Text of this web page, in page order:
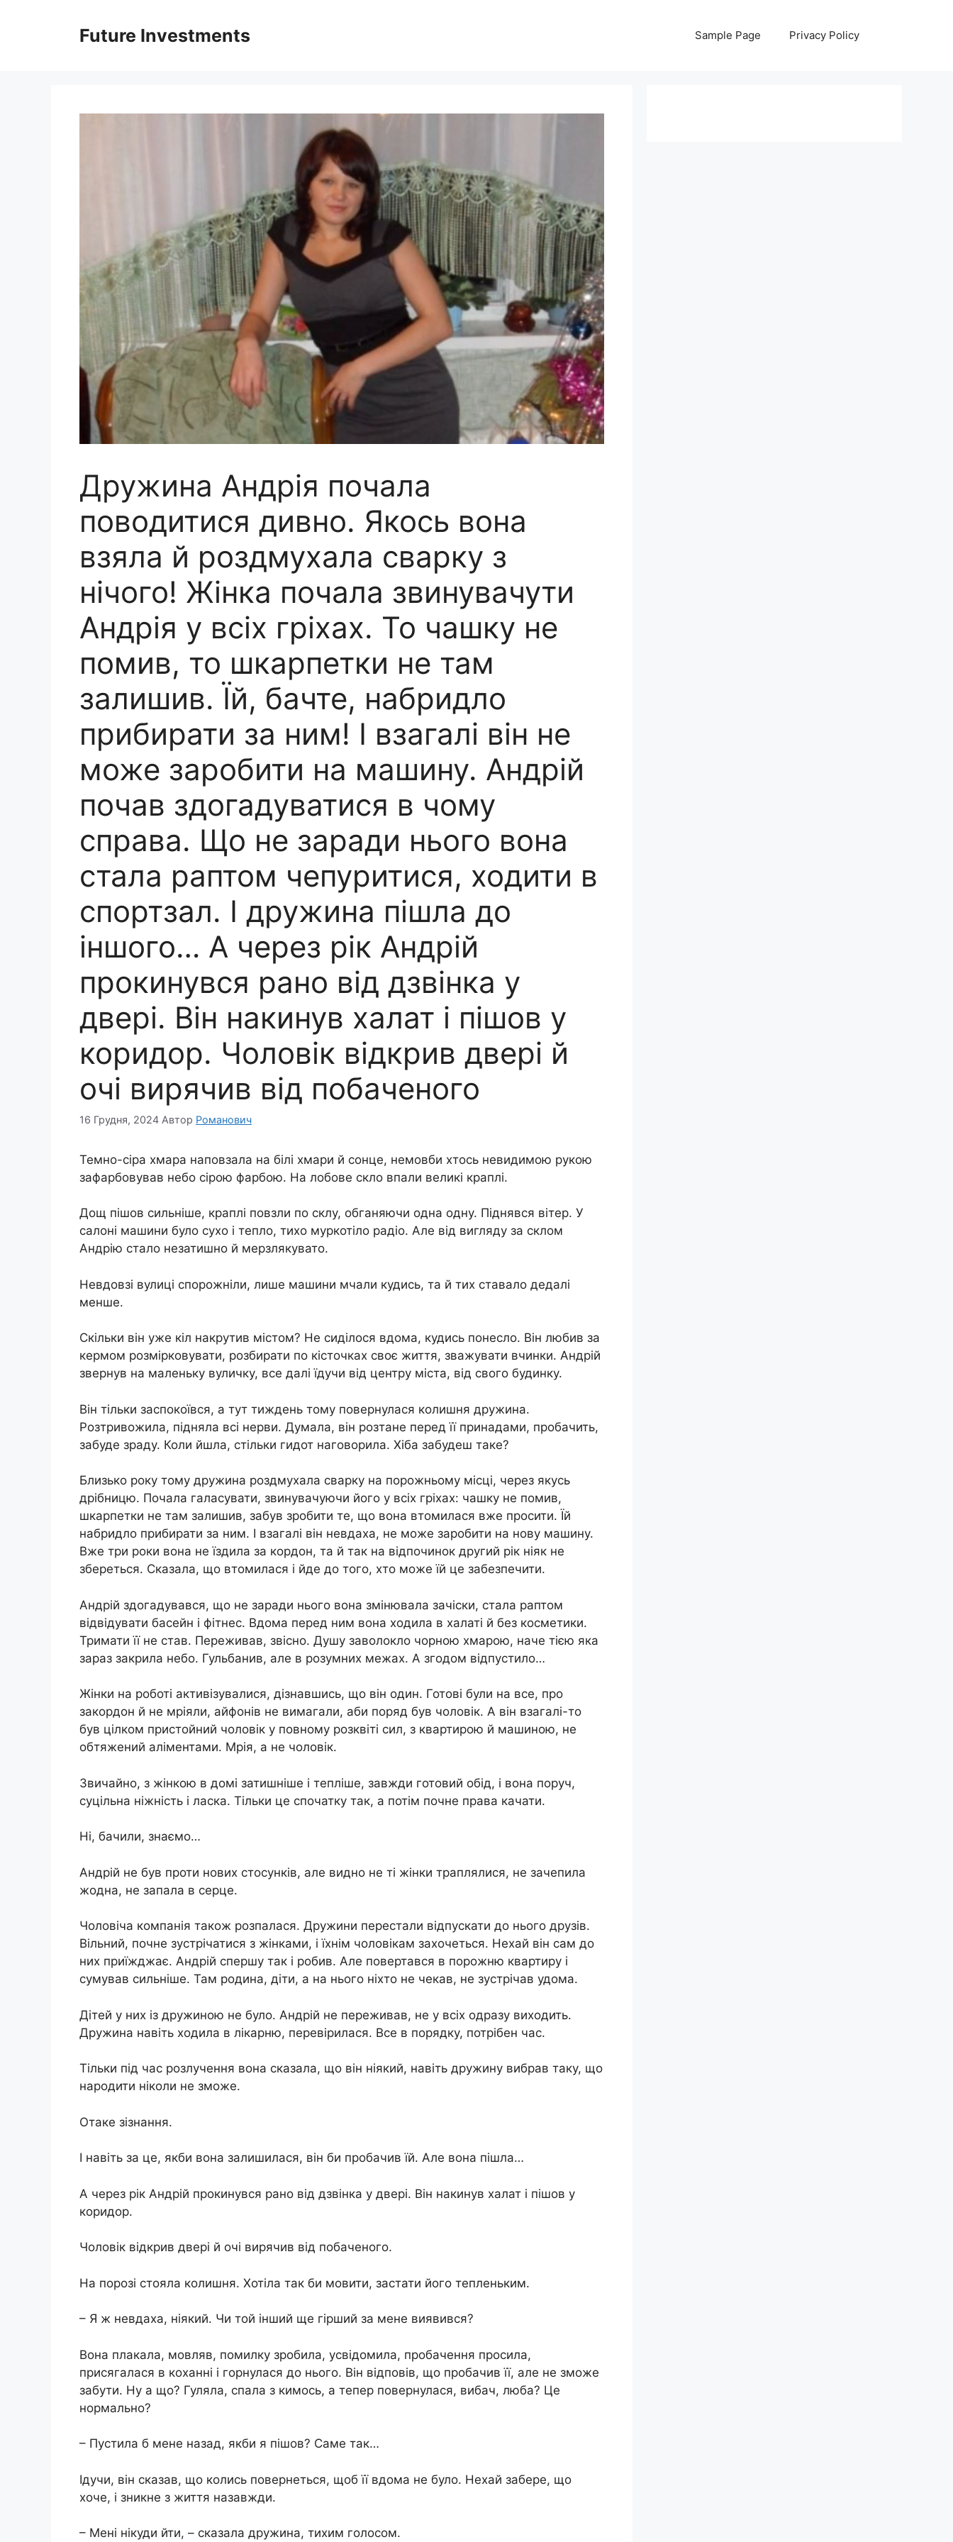
Future Investments Sample Page Privacy Policy
Дружина Андрія почала
поводитися дивно. Якось вона
взяла й роздмухала сварку з
нічого! Жінка почала звинувачути
Андрія у всіх гріхах. То чашку не
помив, то шкарпетки не там
залишив. Їй, бачте, набридло
прибирати за ним! І взагалі він не
може заробити на машину. Андрій
почав здогадуватися в чому
справа. Що не заради нього вона
стала раптом чепуритися, ходити в
спортзал. І дружина пішла до
іншого… А через рік Андрій
прокинувся рано від дзвінка у
двері. Він накинув халат і пішов у
коридор. Чоловік відкрив двері й
очі вирячив від побаченого
16 Грудня, 2024 Автор Романович
Темно-сіра хмара наповзала на білі хмари й сонце, немовби хтось невидимою рукою
зафарбовував небо сірою фарбою. На лобове скло впали великі краплі.
Дощ пішов сильніше, краплі повзли по склу, обганяючи одна одну. Піднявся вітер. У
салоні машини було сухо і тепло, тихо муркотіло радіо. Але від вигляду за склом
Андрію стало незатишно й мерзлякувато.
Невдовзі вулиці спорожніли, лише машини мчали кудись, та й тих ставало дедалі
менше.
Скільки він уже кіл накрутив містом? Не сиділося вдома, кудись понесло. Він любив за
кермом розмірковувати, розбирати по кісточках своє життя, зважувати вчинки. Андрій
звернув на маленьку вуличку, все далі їдучи від центру міста, від свого будинку.
Він тільки заспокоївся, а тут тиждень тому повернулася колишня дружина.
Розтривожила, підняла всі нерви. Думала, він розтане перед її принадами, пробачить,
забуде зраду. Коли йшла, стільки гидот наговорила. Хіба забудеш таке?
Близько року тому дружина роздмухала сварку на порожньому місці, через якусь
дрібницю. Почала галасувати, звинувачуючи його у всіх гріхах: чашку не помив,
шкарпетки не там залишив, забув зробити те, що вона втомилася вже просити. Їй
набридло прибирати за ним. І взагалі він невдаха, не може заробити на нову машину.
Вже три роки вона не їздила за кордон, та й так на відпочинок другий рік ніяк не
збереться. Сказала, що втомилася і йде до того, хто може їй це забезпечити.
Андрій здогадувався, що не заради нього вона змінювала зачіски, стала раптом
відвідувати басейн і фітнес. Вдома перед ним вона ходила в халаті й без косметики.
Тримати її не став. Переживав, звісно. Душу заволокло чорною хмарою, наче тією яка
зараз закрила небо. Гульбанив, але в розумних межах. А згодом відпустило…
Жінки на роботі активізувалися, дізнавшись, що він один. Готові були на все, про
закордон й не мріяли, айфонів не вимагали, аби поряд був чоловік. А він взагалі-то
був цілком пристойний чоловік у повному розквіті сил, з квартирою й машиною, не
обтяжений аліментами. Мрія, а не чоловік.
Звичайно, з жінкою в домі затишніше і тепліше, завжди готовий обід, і вона поруч,
суцільна ніжність і ласка. Тільки це спочатку так, а потім почне права качати.
Ні, бачили, знаємо…
Андрій не був проти нових стосунків, але видно не ті жінки траплялися, не зачепила
жодна, не запала в серце.
Чоловіча компанія також розпалася. Дружини перестали відпускати до нього друзів.
Вільний, почне зустрічатися з жінками, і їхнім чоловікам захочеться. Нехай він сам до
них приїжджає. Андрій спершу так і робив. Але повертався в порожню квартиру і
сумував сильніше. Там родина, діти, а на нього ніхто не чекав, не зустрічав удома.
Дітей у них із дружиною не було. Андрій не переживав, не у всіх одразу виходить.
Дружина навіть ходила в лікарню, перевірилася. Все в порядку, потрібен час.
Тільки під час розлучення вона сказала, що він ніякий, навіть дружину вибрав таку, що
народити ніколи не зможе.
Отаке зізнання.
І навіть за це, якби вона залишилася, він би пробачив їй. Але вона пішла…
А через рік Андрій прокинувся рано від дзвінка у двері. Він накинув халат і пішов у
коридор.
Чоловік відкрив двері й очі вирячив від побаченого.
На порозі стояла колишня. Хотіла так би мовити, застати його тепленьким.
– Я ж невдаха, ніякий. Чи той інший ще гірший за мене виявився?
Вона плакала, мовляв, помилку зробила, усвідомила, пробачення просила,
присягалася в коханні і горнулася до нього. Він відповів, що пробачив її, але не зможе
забути. Ну а що? Гуляла, спала з кимось, а тепер повернулася, вибач, люба? Це
нормально?
– Пустила б мене назад, якби я пішов? Саме так…
Ідучи, він сказав, що колись повернеться, щоб її вдома не було. Нехай забере, що
хоче, і зникне з життя назавжди.
– Мені нікуди йти, – сказала дружина, тихим голосом.